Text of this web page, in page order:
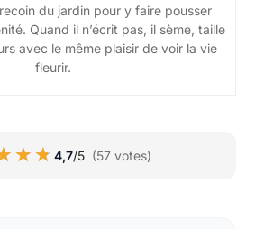
du jardin pour y faire pousser
Quand il n’écrit pas, il sème, taille
avec le même plaisir de voir la vie
fleurir.
4,7/5 (57 votes)